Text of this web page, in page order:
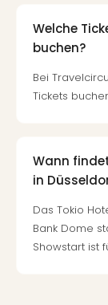
Welche
buchen?
Bei
Tickets
Wann
in
Das Tokio
Bank Dome
Showstart ist